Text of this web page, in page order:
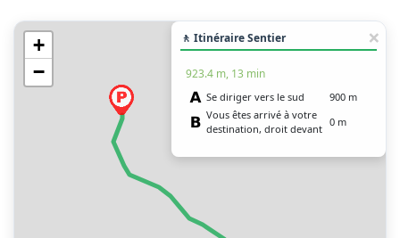
+
−
🚶 Itinéraire Sentier
923.4 m, 13 min
Se diriger vers le sud
900 m
Vous êtes arrivé à votre
destination, droit devant
0 m